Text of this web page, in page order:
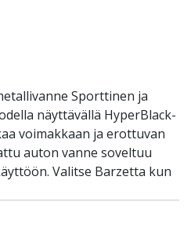
Sporttinen ja
näyttävällä HyperBlack-
voimakkaan ja erottuvan
auton vanne soveltuu
Valitse Barzetta kun